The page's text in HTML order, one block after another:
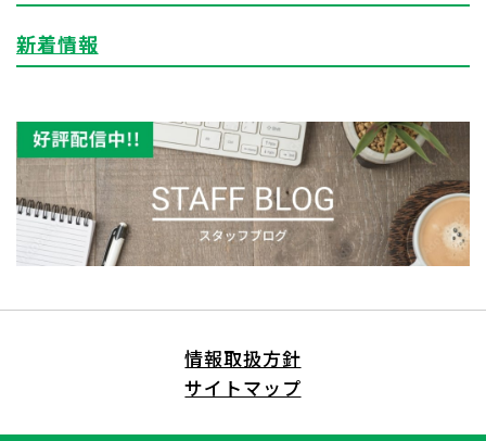
新着情報
情報取扱方針
サイトマップ